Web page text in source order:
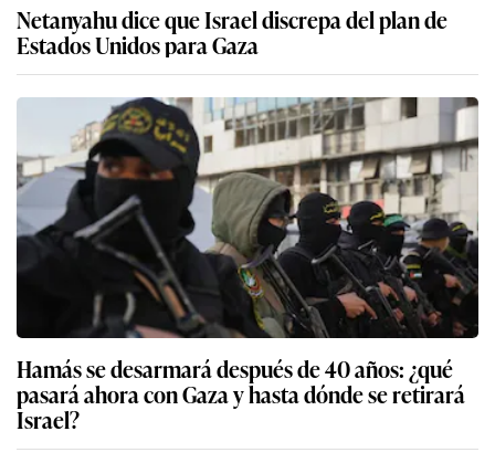
Netanyahu dice que Israel discrepa del plan de
Estados Unidos para Gaza
Hamás se desarmará después de 40 años: ¿qué
pasará ahora con Gaza y hasta dónde se retirará
Israel?